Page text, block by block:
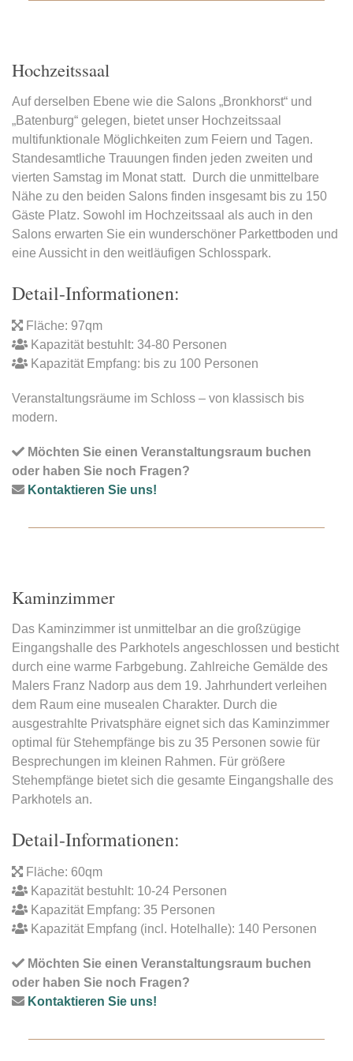
Hochzeitssaal
Auf derselben Ebene wie die Salons „Bronkhorst“ und
„Batenburg“ gelegen, bietet unser Hochzeitssaal
multifunktionale Möglichkeiten zum Feiern und Tagen.
Standesamtliche Trauungen finden jeden zweiten und
vierten Samstag im Monat statt. Durch die unmittelbare
Nähe zu den beiden Salons finden insgesamt bis zu 150
Gäste Platz. Sowohl im Hochzeitssaal als auch in den
Salons erwarten Sie ein wunderschöner Parkettboden und
eine Aussicht in den weitläufigen Schlosspark.
Detail-Informationen:
Fläche: 97qm
Kapazität bestuhlt: 34-80 Personen
Kapazität Empfang: bis zu 100 Personen
Veranstaltungsräume im Schloss – von klassisch bis
modern.
Möchten Sie einen Veranstaltungsraum buchen
oder haben Sie noch Fragen?
Kontaktieren Sie uns!
Kaminzimmer
Das Kaminzimmer ist unmittelbar an die großzügige
Eingangshalle des Parkhotels angeschlossen und besticht
durch eine warme Farbgebung. Zahlreiche Gemälde des
Malers Franz Nadorp aus dem 19. Jahrhundert verleihen
dem Raum eine musealen Charakter. Durch die
ausgestrahlte Privatsphäre eignet sich das Kaminzimmer
optimal für Stehempfänge bis zu 35 Personen sowie für
Besprechungen im kleinen Rahmen. Für größere
Stehempfänge bietet sich die gesamte Eingangshalle des
Parkhotels an.
Detail-Informationen:
Fläche: 60qm
Kapazität bestuhlt: 10-24 Personen
Kapazität Empfang: 35 Personen
Kapazität Empfang (incl. Hotelhalle): 140 Personen
Möchten Sie einen Veranstaltungsraum buchen
oder haben Sie noch Fragen?
Kontaktieren Sie uns!